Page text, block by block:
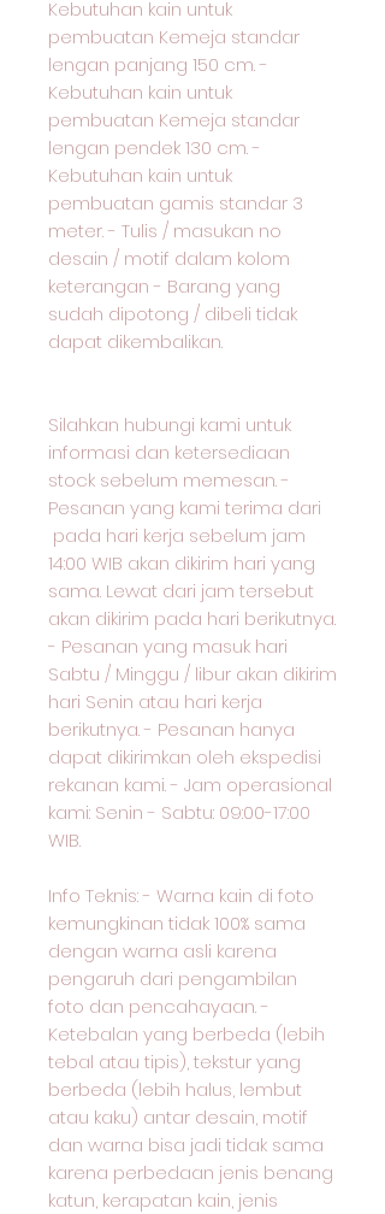
Kebutuhan kain untuk
pembuatan Kemeja standar
lengan panjang 150 cm. -
Kebutuhan kain untuk
pembuatan Kemeja standar
lengan pendek 130 cm. -
Kebutuhan kain untuk
pembuatan gamis standar 3
meter. - Tulis / masukan no
desain / motif dalam kolom
keterangan - Barang yang
sudah dipotong / dibeli tidak
dapat dikembalikan.
Silahkan hubungi kami untuk
informasi dan ketersediaan
stock sebelum memesan. -
Pesanan yang kami terima dari
pada hari kerja sebelum jam
14:00 WIB akan dikirim hari yang
sama. Lewat dari jam tersebut
akan dikirim pada hari berikutnya.
- Pesanan yang masuk hari
Sabtu / Minggu / libur akan dikirim
hari Senin atau hari kerja
berikutnya. - Pesanan hanya
dapat dikirimkan oleh ekspedisi
rekanan kami. - Jam operasional
kami: Senin - Sabtu: 09:00-17:00
WIB.
Info Teknis: - Warna kain di foto
kemungkinan tidak 100% sama
dengan warna asli karena
pengaruh dari pengambilan
foto dan pencahayaan. -
Ketebalan yang berbeda (lebih
tebal atau tipis), tekstur yang
berbeda (lebih halus, lembut
atau kaku) antar desain, motif
dan warna bisa jadi tidak sama
karena perbedaan jenis benang
katun, kerapatan kain, jenis